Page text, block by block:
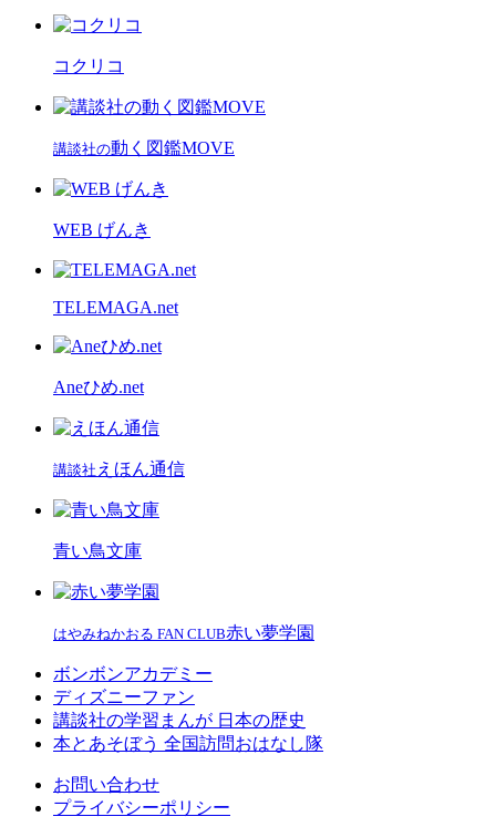
コクリコ
講談社の動く図鑑MOVE
WEB げんき
TELEMAGA.net
Aneひめ.net
講談社 えほん通信
青い鳥文庫
はやみねかおる FAN CLUB赤い夢学園
ボンボンアカデミー
ディズニーファン
講談社の学習まんが 日本の歴史
本とあそぼう 全国訪問おはなし隊
お問い合わせ
プライバシーポリシー